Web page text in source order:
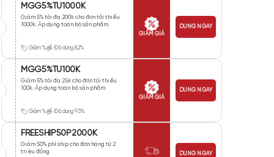
MGG5%TU1000K
Giảm 5% tối đa 200k cho đơn tối thiểu
1000k. Áp dụng toàn bộ sản phẩm.
Giảm % Đã dùng 82%
GIẢM GIÁ
DÙNG NGAY
MGG5%TU100K
Giảm 5% tối đa 25k cho đơn tối thiểu
100k. Áp dụng toàn bộ sản phẩm.
Giảm % Đã dùng 93%
GIẢM GIÁ
DÙNG NGAY
FREESHIP50P2000K
Giảm 50% phí ship cho đơn hàng từ 2
triệu đồng
DÙNG NGAY